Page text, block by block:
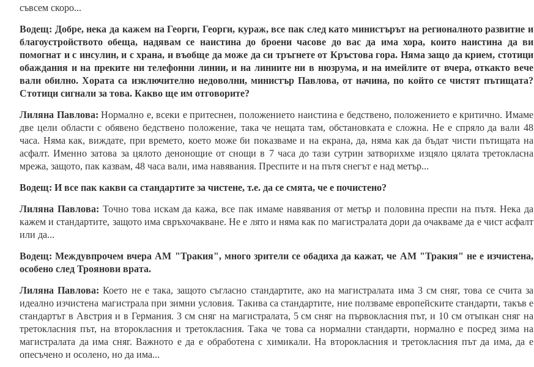
съвсем скоро...
Водещ: Добре, нека да кажем на Георги, Георги, кураж, все пак след като министърът на регионалното развитие и
благоустройството обеща, надявам се наистина до броени часове до вас да има хора, които наистина да ви
помогнат и с инсулин, и с храна, и въобще да може да си тръгнете от Кръстова гора. Няма защо да крием, стотици
обаждания и на преките ни телефонни линии, и на линиите ни в нюзрума, и на имейлите от вчера, откакто вече
вали обилно. Хората са изключително недоволни, министър Павлова, от начина, по който се чистят пътищата?
Стотици сигнали за това. Какво ще им отговорите?
Лиляна Павлова:Нормално е, всеки е притеснен, положението наистина е бедствено, положението е критично. Имаме
две цели области с обявено бедствено положение, така че нещата там, обстановката е сложна. Не е спряло да вали 48
часа. Няма как, виждате, при времето, което може би показваме и на екрана, да, няма как да бъдат чисти пътищата на
асфалт. Именно затова за цялото денонощие от снощи в 7 часа до тази сутрин затворихме изцяло цялата третокласна
мрежа, защото, пак казвам, 48 часа вали, има навявания. Преспите и на пътя снегът е над метър...
Водещ: И все пак какви са стандартите за чистене, т.е. да се смята, че е почистено?
Лиляна Павлова: Точно това искам да кажа, все пак имаме навявания от метър и половина преспи на пътя. Нека да
кажем и стандартите, защото има свръхочакване. Не е лято и няма как по магистралата дори да очакваме да е чист асфалт
или да...
Водещ:Междувпрочем вчера АМ "Тракия", много зрители се обадиха да кажат, че АМ "Тракия" не е изчистена,
особено след Троянови врата.
Лиляна Павлова:Което не е така, защото съгласно стандартите, ако на магистралата има 3 см сняг, това се счита за
идеално изчистена магистрала при зимни условия. Такива са стандартите, ние ползваме европейските стандарти, такъв е
стандартът в Австрия и в Германия. 3 см сняг на магистралата, 5 см сняг на първокласния път, и 10 см отъпкан сняг на
третокласния път, на второкласния и третокласния. Така че това са нормални стандарти, нормално е посред зима на
магистралата да има сняг. Важното е да е обработена с химикали. На второкласния и третокласния път да има, да е
опесъчено и осолено, но да има...